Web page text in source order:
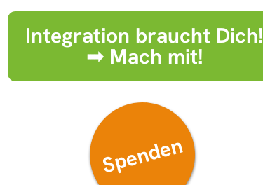
Integration braucht Dich!
➟ Mach mit!
Spenden